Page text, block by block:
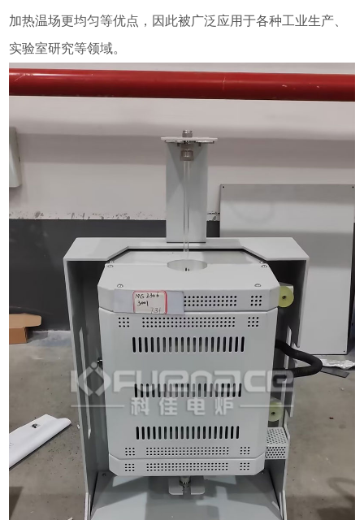
加热温场更均匀等优点，因此被广泛应用于各种工业生产、
实验室研究等领域。